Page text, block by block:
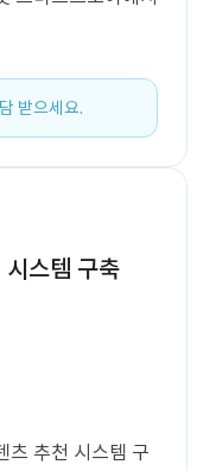
받으세요.
스템 구축
츠 추천 시스템 구